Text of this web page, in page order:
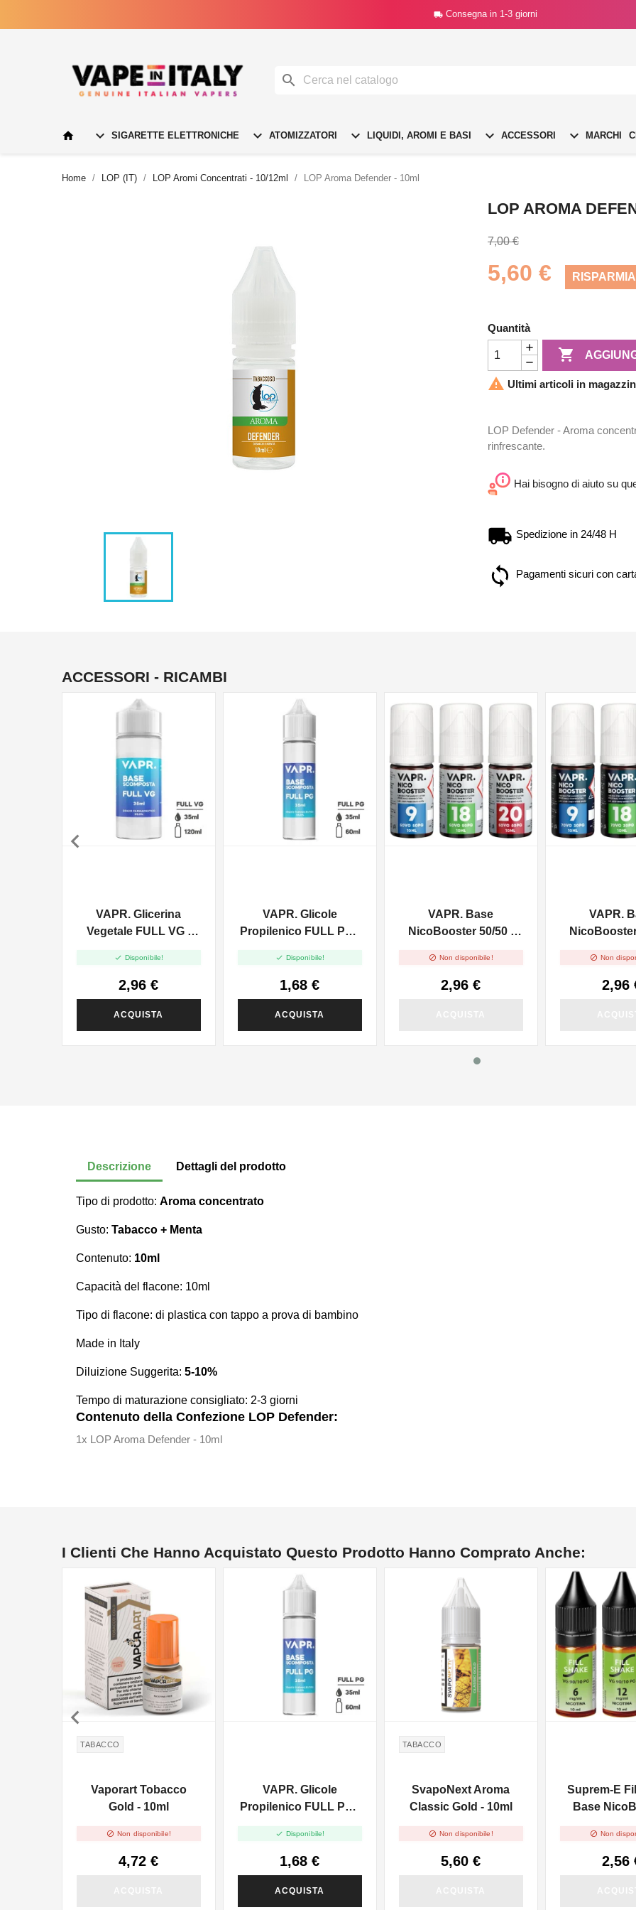
 Consegna in 1-3 giorni

  SIGARETTE ELETTRONICHE  ATOMIZZATORI  LIQUIDI, AROMI E BASI  ACCESSORI  MARCHI
Home LOP (IT) LOP Aromi Concentrati - 10/12ml LOP Aroma Defender - 10ml
LOP AROMA
7,00 €
5,60 €
Quantità

 Ultimi articoli in
LOP Defender - Aroma
rinfrescante.
Hai bisogno di aiuto su
Spedizione in 24/48 H
Pagamenti sicuri con
ACCESSORI - RICAMBI
VAPR. Glicerina
Vegetale FULL VG -
 Disponibile!
2,96 €
ACQUISTA
VAPR. Glicole
Propilenico FULL PG -
 Disponibile!
1,68 €
ACQUISTA
VAPR. Base
NicoBooster 50/50 -
 Non disponibile!
2,96 €
VAPR.
 Non
2,96

Descrizione Dettagli del prodotto
Tipo di prodotto: Aroma concentrato
Gusto: Tabacco + Menta
Contenuto: 10ml
Capacità del flacone: 10ml
Tipo di flacone: di plastica con tappo a prova di bambino
Made in Italy
Diluizione Suggerita: 5-10%
Tempo di maturazione consigliato: 2-3 giorni
Contenuto della Confezione LOP Defender:
1x LOP Aroma Defender - 10ml
I Clienti Che Hanno Acquistato Questo Prodotto Hanno Comprato Anche:
TABACCO
Vaporart Tobacco
Gold - 10ml
 Non disponibile!
4,72 €
VAPR. Glicole
Propilenico FULL PG -
 Disponibile!
1,68 €
ACQUISTA
TABACCO
SvapoNext Aroma
Classic Gold - 10ml
 Non disponibile!
5,60 €
NON DISPONIBILE
Suprem-E
Base
 Non
2,56
NON DISPONIBILE
